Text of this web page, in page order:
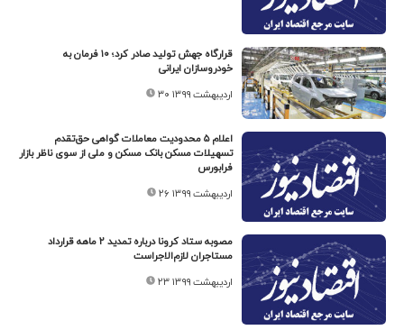
قرارگاه جهش تولید صادر کرد؛ ۱۰ فرمان به
خودروسازان ایرانی
۳۰ اردیبهشت ۱۳۹۹
اعلام ۵ محدودیت‌ معاملات گواهی حق‌تقدم
تسهیلات مسکن بانک مسکن و ملی از سوی ناظر بازار
فرابورس
۲۶ اردیبهشت ۱۳۹۹
مصوبه ستاد کرونا درباره تمدید ۲ ماهه قرارداد
مستاجران لازم‌الاجراست
۲۳ اردیبهشت ۱۳۹۹